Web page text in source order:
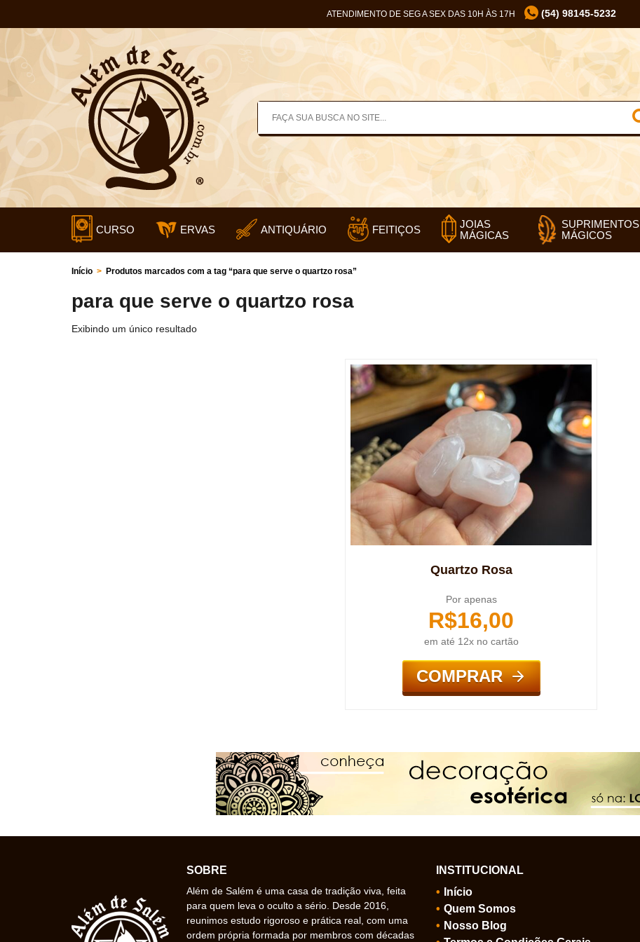
ATENDIMENTO DE SEG A SEX DAS 10H ÀS 17H (54) 98145-5232
CURSO ERVAS ANTIQUÁRIO FEITIÇOS
JOIAS
MÁGICAS
SUPRIMENTOS
MÁGICOS
Início > Produtos marcados com a tag “para que serve o quartzo rosa”
para que serve o quartzo rosa
Exibindo um único resultado
Quartzo Rosa
Por apenas
R$16,00
em até 12x no cartão
COMPRAR
SOBRE
Além de Salém é uma casa de tradição viva, feita
para quem leva o oculto a sério. Desde 2016,
reunimos estudo rigoroso e prática real, com uma
ordem própria formada por membros com décadas
INSTITUCIONAL
Início
Quem Somos
Nosso Blog